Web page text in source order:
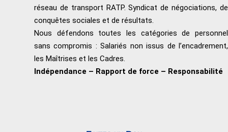
réseau de transport RATP. Syndicat de négociations, de
conquêtes sociales et de résultats.
Nous défendons toutes les catégories de personnel
sans compromis : Salariés non issus de l’encadrement,
les Maîtrises et les Cadres.
Indépendance – Rapport de force – Responsabilité